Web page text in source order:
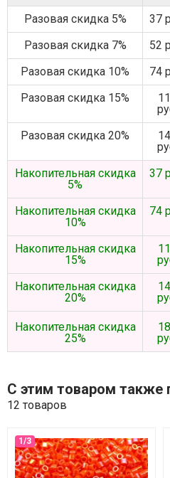
Разовая скидка 5% 37
Разовая скидка 7%
52
Разовая скидка 10%
74
Разовая скидка 15%
Разовая скидка 20%
Накопительная скидка
5%
37
Накопительная скидка
10%
74
Накопительная скидка
15%
Накопительная скидка
20%
Накопительная скидка
25%
С этим товаром также
12 товаров